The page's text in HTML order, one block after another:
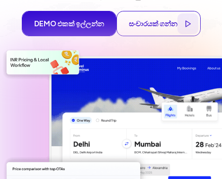
DEMO එකක් ඉල්ලන්න සංචාරයක් ගන්න